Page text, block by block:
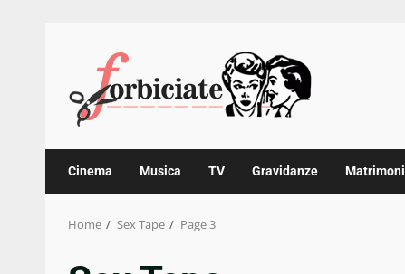
content
Cinema Musica TV Gravidanze Matrimoni
Home Sex Tape Page 3